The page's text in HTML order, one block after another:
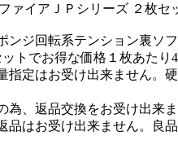
ァイアＪＰシリーズ ２枚セ
ンジ回転系テンション裏ソ
トでお得な価格１枚あたり
指定はお受け出来ません。
、返品交換をお受け出来ま
はお受け出来ません。良